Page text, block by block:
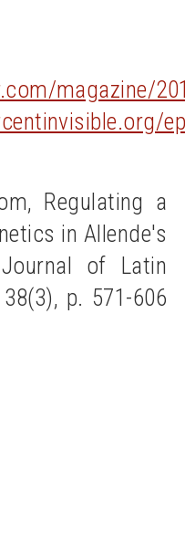
magazine/
Regulating a
in Allende's
Journal of Latin
p. 571-606